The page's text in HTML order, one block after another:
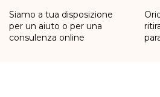
Siamo a tua disposizione
per un aiuto o per una
consulenza online